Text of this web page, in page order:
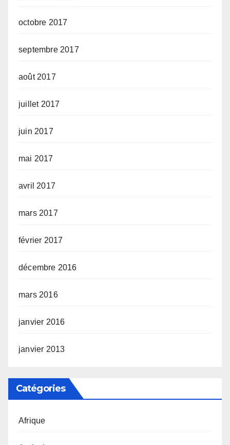
octobre 2017
septembre 2017
août 2017
juillet 2017
juin 2017
mai 2017
avril 2017
mars 2017
février 2017
décembre 2016
mars 2016
janvier 2016
janvier 2013
Catégories
Afrique